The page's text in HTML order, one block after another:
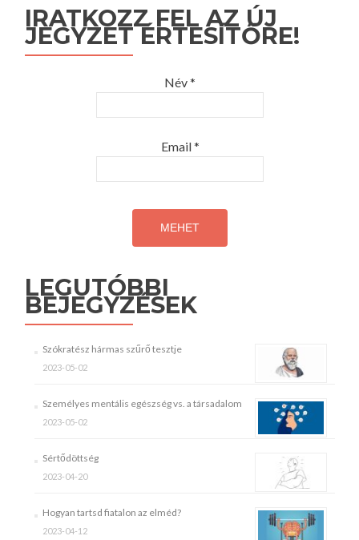
IRATKOZZ FEL AZ ÚJ
JEGYZET ÉRTESÍTŐRE!
Név *
Email *
LEGUTÓBBI
BEJEGYZÉSEK
Szókratész hármas szűrő tesztje
2023-05-02
Személyes mentális egészség vs. a társadalom
2023-05-02
Sértődöttség
2023-04-20
Hogyan tartsd fiatalon az elméd?
2023-04-12